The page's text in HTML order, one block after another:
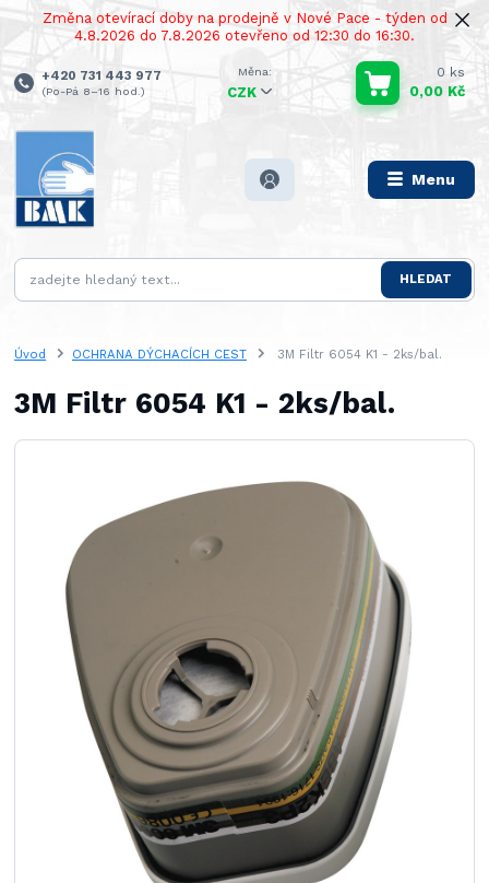
Změna otevírací doby na prodejně v Nové Pace - týden od
4.8.2026 do 7.8.2026 otevřeno od 12:30 do 16:30.
Menu
CZK
HLEDAT
+420 731 443 977
(Po-Pá 8–16 hod.)
0 ks
0,00 Kč
Úvod OCHRANA DÝCHACÍCH CEST 3M Filtr 6054 K1 - 2ks/bal.
3M Filtr 6054 K1 - 2ks/bal.